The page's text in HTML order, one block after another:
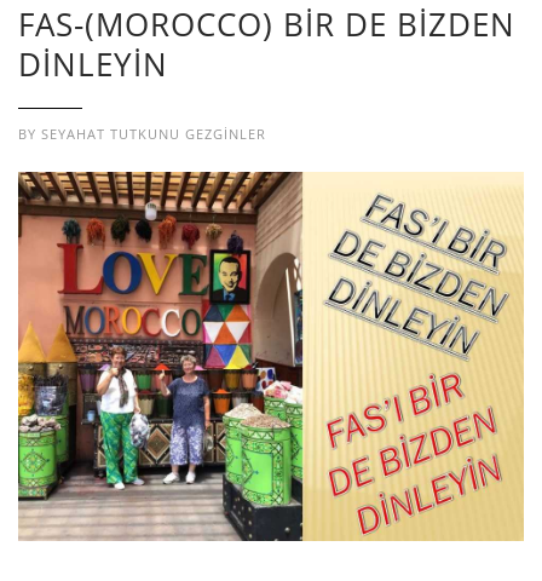
FAS-(MOROCCO) BİR DE BİZDEN
DİNLEYİN
BY SEYAHAT TUTKUNU GEZGINLER